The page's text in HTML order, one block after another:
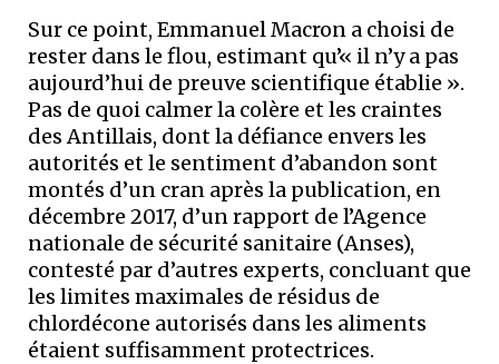
Sur ce point, Emmanuel Macron a choisi de
rester dans le flou, estimant qu’« il n’y a pas
aujourd’hui de preuve scientifique établie ».
Pas de quoi calmer la colère et les craintes
des Antillais, dont la défiance envers les
autorités et le sentiment d’abandon sont
montés d’un cran après la publication, en
décembre 2017, d’un rapport de l’Agence
nationale de sécurité sanitaire (Anses),
contesté par d’autres experts, concluant que
les limites maximales de résidus de
chlordécone autorisés dans les aliments
étaient suffisamment protectrices.